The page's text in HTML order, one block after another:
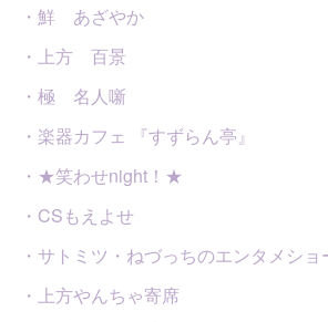
・鮮 あざやか
・上方 百景
・極 名人噺
・楽器カフェ 『すずらん亭』
・★笑わせnight！★
・CSもえよせ
・サトミツ・ねづっちのエンタメショ
・上方やんちゃ寄席